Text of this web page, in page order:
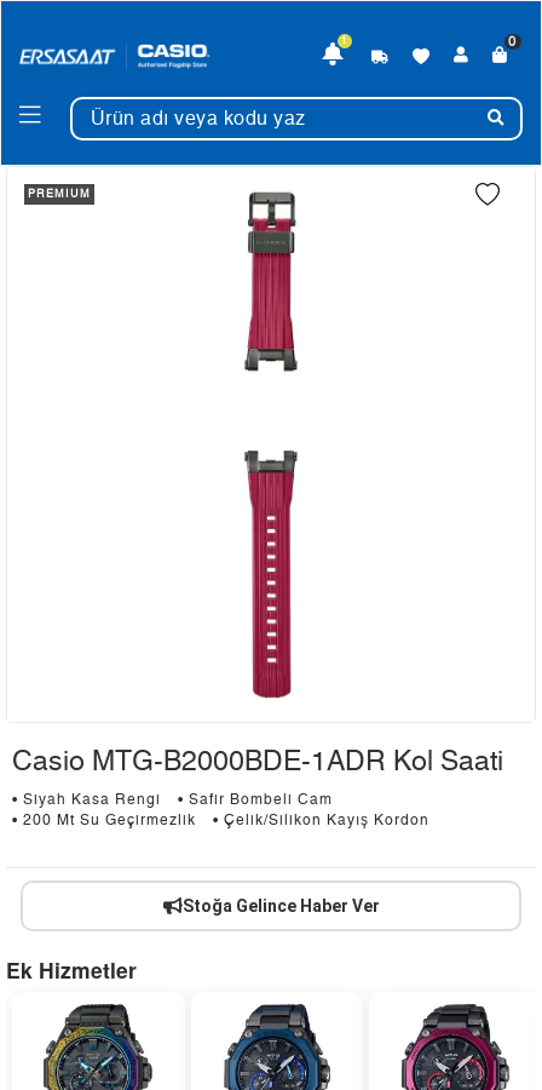
1 0
PREMIUM
Casio MTG-B2000BDE-1ADR Kol Saati
• Siyah Kasa Rengi
• Safir Bombeli Cam
• 200 Mt Su Geçirmezlik
• Çelik/Silikon Kayış Kordon
Stoğa Gelince Haber Ver
Ek Hizmetler